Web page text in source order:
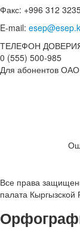
Факс: +996 312
E-mail:
ТЕЛЕФОН
0 (555) 500-985
Для абонентов ОАО
Все права
палата Кыргызской